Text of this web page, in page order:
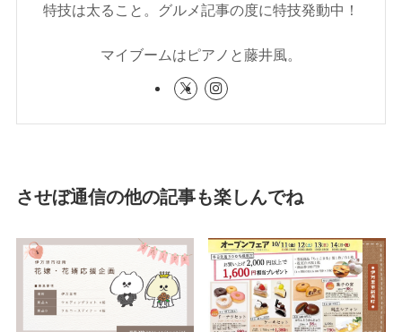
特技は太ること。グルメ記事の度に特技発動中！
マイブームはピアノと藤井風。
させぼ通信の他の記事も楽しんでね